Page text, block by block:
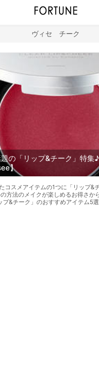
ヴィセ チーク
の「リップ&チーク」特集
】
コスメアイテムの1つに「リップ&
方法のメイクが楽しめるお得さか
プ&チーク」のおすすめアイテム5